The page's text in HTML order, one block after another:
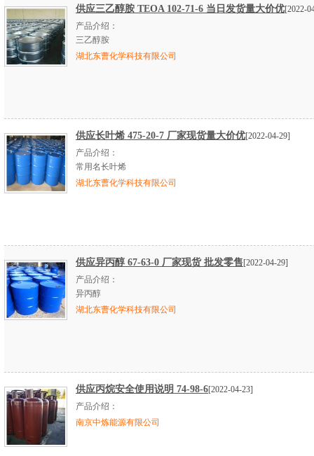
供应三乙醇胺 TEOA 102-71-6 当日发货量大价优[2022-
产品介绍：
三乙醇胺
湖北东曹化学科技有限公司
供应长叶烯 475-20-7 厂家现货量大价优[2022-04-29]
产品介绍：
常用名长叶烯
湖北东曹化学科技有限公司
供应异丙醇 67-63-0 厂家现货 批发零售 [2022-04-29]
产品介绍：
异丙醇
湖北东曹化学科技有限公司
供应丙烷安全使用说明 74-98-6[2022-04-23]
产品介绍：
南京中炼能源有限公司